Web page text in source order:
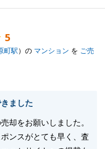
ます。
5
町駅）の マンション を ご売
ました
却をお願いしました。
ンスがとても早く、査